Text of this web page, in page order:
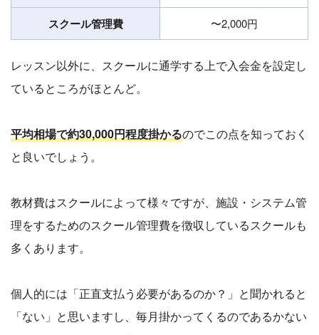
スクール管理費 〜2,000円
レッスン以外に、スクールに通学する上で入会金を設定し
ているところがほとんど。
平均相場で約30,000円程度掛かるのでこの点を知っておく
と良いでしょう。
教材費はスクールによって様々ですが、施設・システム管
理をするためのスクール管理費を徴収しているスクールも
多くあります。
個人的には「正直支払う必要があるのか？」と聞かれると
「ない」と思いますし、毎月掛かってくるのであるかない